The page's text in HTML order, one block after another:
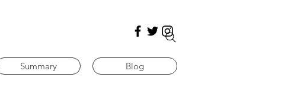
Summary Blog